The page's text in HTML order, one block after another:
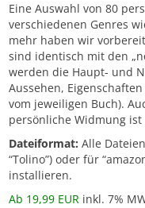
Eine Auswahl von 80
verschiedenen Genres
mehr haben wir
sind identisch mit den
werden die Haupt- und
Aussehen,
vom jeweiligen Buch).
persönliche Widmung
Dateiformat:Alle
“Tolino”) oder für
installieren.
Ab 19,99 EUR inkl. 7%